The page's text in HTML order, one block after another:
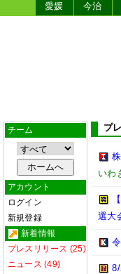
愛媛
今治
チーム
アカウント
ログイン
新規登録
新着情報
プレスリリース (25)
ニュース (49)
プ
いわ
選大